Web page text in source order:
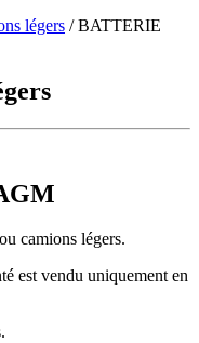
légers /BATTERIE
camions légers.
est vendu uniquement en